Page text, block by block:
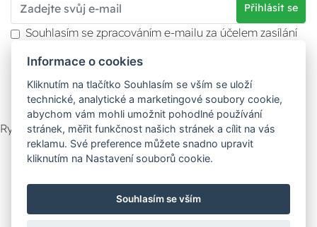
Přihlásit se
Souhlasím se zpracováním e-mailu za účelem zasílání
Více informací naleznete v
údajů . Souhlas můžete kdykoliv odvolat.
Rychlý kontakt
Zákaznický servis Vyzvednutí zboží
Informace o cookies
Kliknutím na tlačítko Souhlasím se vším se uloží
technické, analytické a marketingové soubory cookie,
abychom vám mohli umožnit pohodlné používání
stránek, měřit funkčnost našich stránek a cílit na vás
reklamu. Své preference můžete snadno upravit
kliknutím na Nastavení souborů cookie.
Souhlasím se vším